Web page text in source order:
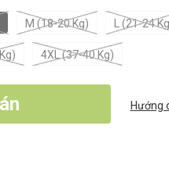
M (18-20 Kg) L (21-24
4XL (37-40 Kg)
Hướng